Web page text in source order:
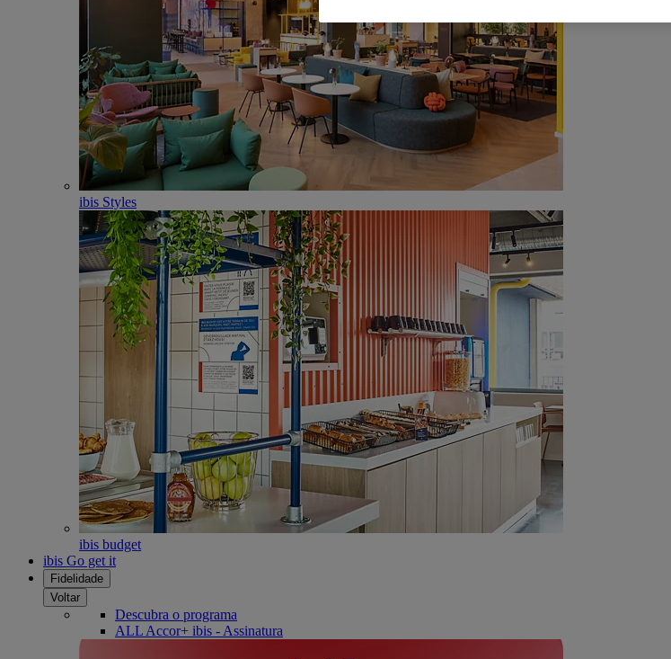
ibis Styles
ibis budget
ibis Go get it
Fidelidade
Voltar
Descubra o programa
ALL Accor+ ibis - Assinatura